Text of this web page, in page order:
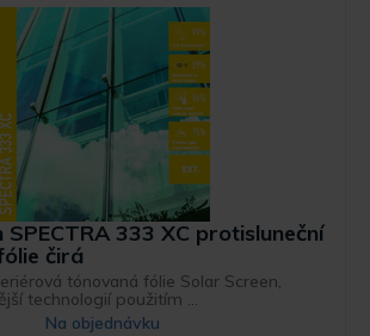
SPECTRA 333 XC protisluneční
čirá
tónovaná fólie Solar Screen,
technologií použitím ...
Na objednávku